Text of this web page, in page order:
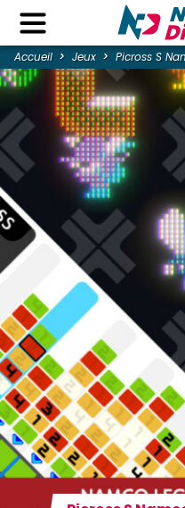
Accueil Jeux Picross S